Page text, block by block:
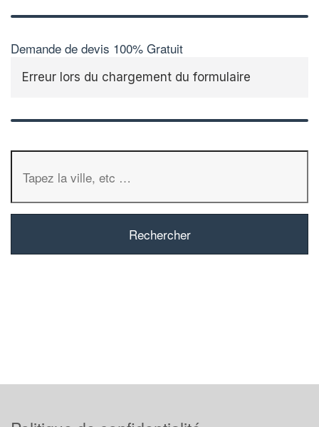
Demande de devis 100% Gratuit
Erreur lors du chargement du formulaire